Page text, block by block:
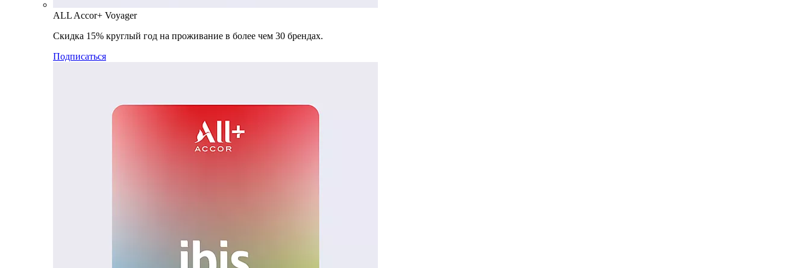
ALL Accor+ Voyager
Скидка 15% круглый год на проживание в более чем 30 брендах.
Подписаться